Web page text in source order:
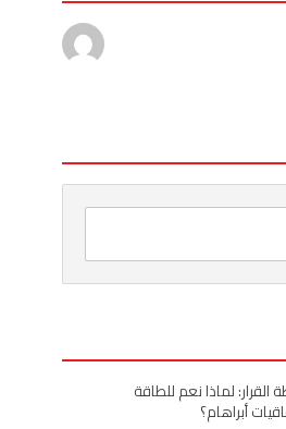
لماذا نعم للطاقة
أبراهام؟